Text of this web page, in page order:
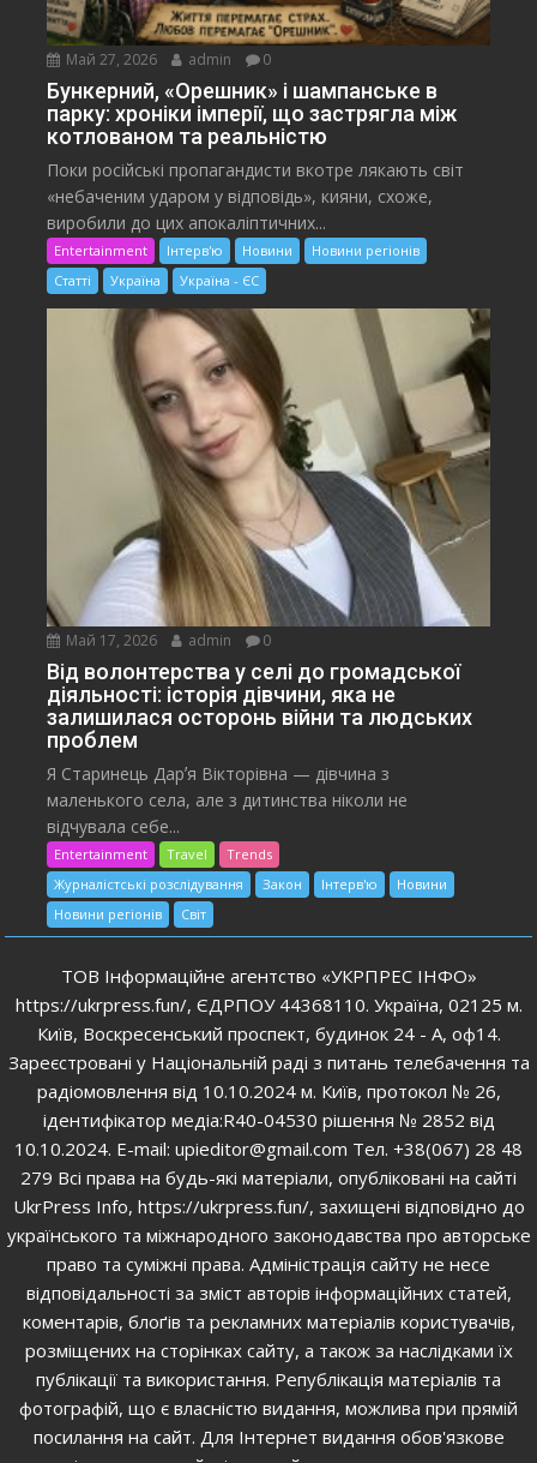
Май 27, 2026 admin 0
Бункерний, «Орешник» і шампанське в
парку: хроніки імперії, що застрягла між
котлованом та реальністю
Поки російські пропагандисти вкотре лякають світ
«небаченим ударом у відповідь», кияни, схоже,
виробили до цих апокаліптичних...
Entertainment Інтерв'ю Новини
Новини регіонів
Статті
Україна Україна - ЄС
Май 17, 2026 admin 0
Від волонтерства у селі до громадської
діяльності: історія дівчини, яка не
залишилася осторонь війни та людських
проблем
Я Старинець Дарʼя Вікторівна — дівчина з
маленького села, але з дитинства ніколи не
відчувала себе...
Entertainment Travel
Trends
Журналістські розслідування
Закон Інтерв'ю
Новини
Новини регіонів
Світ
ТОВ Інформаційне агентство «УКРПРЕС ІНФО»
https://ukrpress.fun/, ЄДРПОУ 44368110. Україна, 02125 м.
Київ, Воскресенський проспект, будинок 24 - А, оф14.
Зареєстровані у Національній раді з питань телебачення та
радіомовлення від 10.10.2024 м. Київ, протокол № 26,
ідентифікатор медіа:R40-04530 рішення № 2852 від
10.10.2024. E-mail: upieditor@gmail.com Тел. +38(067) 28 48
279 Всі права на будь-які матеріали, опубліковані на сайті
UkrPress Info, https://ukrpress.fun/, захищені відповідно до
українського та міжнародного законодавства про авторське
право та суміжні права. Адміністрація сайту не несе
відповідальності за зміст авторів інформаційних статей,
коментарів, блоґів та рекламних матеріалів користувачів,
розміщених на сторінках сайту, а також за наслідками їх
публікації та використання. Републікація матеріалів та
фотографій, що є власністю видання, можлива при прямій
посилання на сайт. Для Інтернет видання обов'язкове